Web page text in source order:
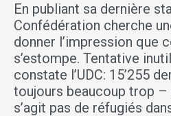
En publiant sa dernière
Confédération cherche
donner l’impression que
s’estompe. Tentative
constate l’UDC: 15’255
toujours beaucoup trop –
s’agit pas de réfugiés